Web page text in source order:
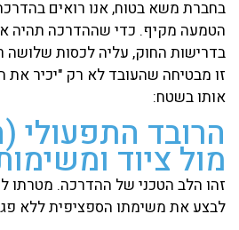
בחברת משא בטוח, אנו רואים
הטמעה מקיף. כדי שההדרכה תהיה
בדרישות החוק, עליה לכסות שלושה
זו מבטיחה שהעובד לא רק "יכיר את
אותו בשטח:
הרובד התפעולי
מול ציוד
זהו הלב הטכני של ההדרכה. מטרתו
לבצע את משימתו הספציפית ללא